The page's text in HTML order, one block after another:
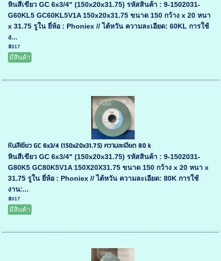
หินสีเขียว GC 6x3/4" (150x20x31.75) รหัสสินค้า : 9-1502031-
G60KL5 GC60KL5V1A 150x20x31.75 ขนาด 150 กว้าง x 20 หนา
x 31.75 รูใน ยี่ห้อ : Phoniex // ไต้หวัน ความละเอียด: 60KL การใช้
ง...
฿317
มีสินค้า
หินสีเขียว GC 6x3/4 (150x20x31.75) ความละเอียด 80 k
หินสีเขียว GC 6x3/4" (150x20x31.75) รหัสสินค้า : 9-1502031-
G80K5 GC80K5V1A 150X20X31.75 ขนาด 150 กว้าง x 20 หนา x
31.75 รูใน ยี่ห้อ : Phoniex // ไต้หวัน ความละเอียด: 80K การใช้
งาน:...
฿317
มีสินค้า